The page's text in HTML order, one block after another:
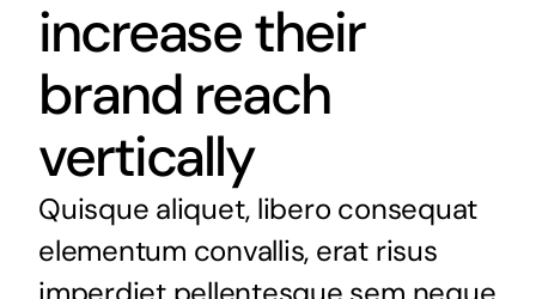
increase their
brand reach
vertically
Quisque aliquet, libero consequat
elementum convallis, erat risus